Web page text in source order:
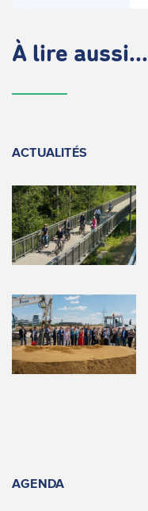
À lire aussi...
ACTUALITÉS
AGENDA